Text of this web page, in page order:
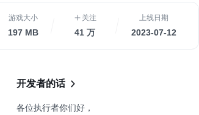
游戏大小
197 MB
关注
41 万
上线日期
2023-07-12
开发者的话
各位执行者你们好，